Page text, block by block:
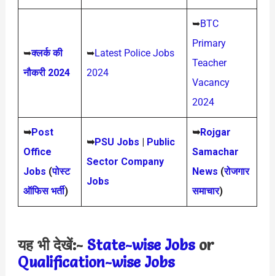
➥क्लर्क की
नौकरी 2024
➥Latest Police Jobs
2024
➥BTC
Primary
Teacher
Vacancy
2024
➥Post
Office
Jobs (पोस्ट
ऑफिस भर्ती)
➥PSU Jobs | Public
Sector Company
Jobs
➥Rojgar
Samachar
News (रोजगार
समाचार)
यह भी देखें:- State-wise Jobs or
Qualification-wise Jobs